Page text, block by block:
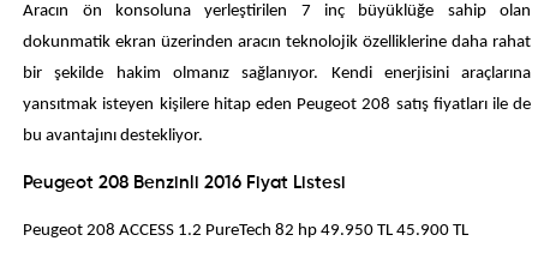
Aracın ön konsoluna yerleştirilen 7 inç büyüklüğe sahip olan
dokunmatik ekran üzerinden aracın teknolojik özelliklerine daha rahat
bir şekilde hakim olmanız sağlanıyor. Kendi enerjisini araçlarına
yansıtmak isteyen kişilere hitap eden Peugeot 208 satış fiyatları ile de
bu avantajını destekliyor.
Peugeot 208 Benzinli 2016 Fiyat Listesi
Peugeot 208 ACCESS 1.2 PureTech 82 hp 49.950 TL 45.900 TL